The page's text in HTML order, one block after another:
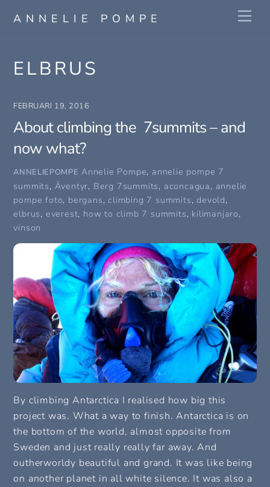
ANNELIE POMPE
ELBRUS
FEBRUARI 19, 2016
About climbing the 7summits – and
now what?
ANNELIEPOMPE Annelie Pompe, annelie pompe 7
summits, Äventyr, Berg 7summits, aconcagua, annelie
pompe foto, bergans,climbing 7 summits,devold,
elbrus, everest, how to climb 7 summits, kilimanjaro,
vinson
By climbing Antarctica I realised how big this
project was. What a way to finish. Antarctica is on
the bottom of the world, almost opposite from
Sweden and just really really far away. And
outherworldy beautiful and grand. It was like being
on another planet in all white silence. It was also a